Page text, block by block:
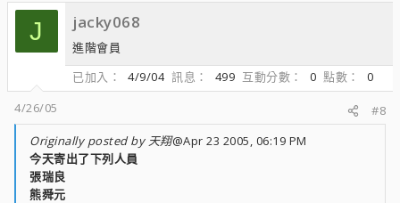
J jacky068
進階會員
已加入
4/9/04 訊息 499 互動分數 0 點數
0
4/26/05
#8
Originally posted by 天翔@Apr 23 2005, 06:19 PM
今天寄出了下列人員
張瑞良
熊舜元